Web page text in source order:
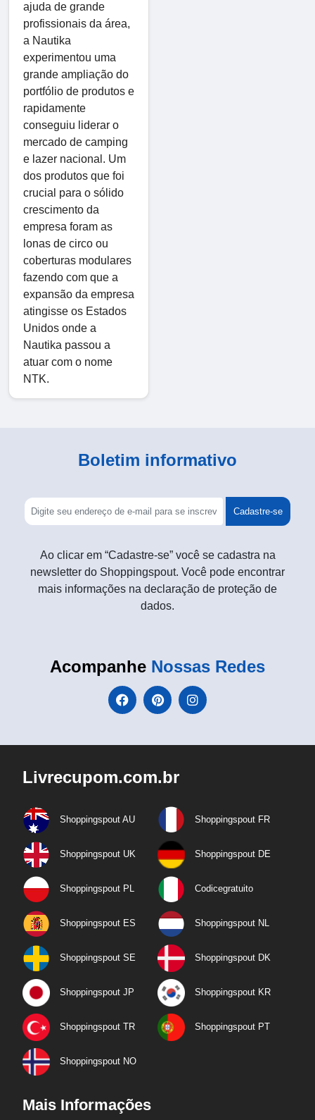
ajuda de grande
profissionais da área,
a Nautika
experimentou uma
grande ampliação do
portfólio de produtos e
rapidamente
conseguiu liderar o
mercado de camping
e lazer nacional. Um
dos produtos que foi
crucial para o sólido
crescimento da
empresa foram as
lonas de circo ou
coberturas modulares
fazendo com que a
expansão da empresa
atingisse os Estados
Unidos onde a
Nautika passou a
atuar com o nome
NTK.
Boletim informativo
Cadastre-se
Ao clicar em “Cadastre-se” você se cadastra na
newsletter do Shoppingspout. Você pode encontrar
mais informações na declaração de proteção de
dados.
Acompanhe Nossas Redes
Livrecupom.com.br
Shoppingspout AU Shoppingspout FR
Shoppingspout UK Shoppingspout DE
Shoppingspout PL Codicegratuito
Shoppingspout ES Shoppingspout NL
Shoppingspout SE Shoppingspout DK
Shoppingspout JP Shoppingspout KR
Shoppingspout TR Shoppingspout PT
Shoppingspout NO
Mais Informações